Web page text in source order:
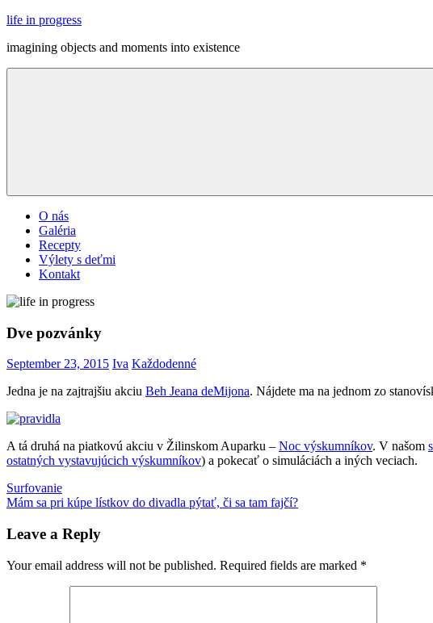
Skip
content
life in progress
imagining objects and moments into existence
Menu
O nás
Galéria
Recepty
Výlety s deťmi
Kontakt
Dve pozvánky
September 23, 2015 Iva Každodenné
Jedna je na zajtrajšiu akciu Beh Jeana deMijona. Nájdete ma na jednom zo
A tá druhá na piatkovú akciu v Žilinskom Auparku – Noc výskumníkov. V našom
ostatných vystavujúcich výskumníkov) a pokecať o simuláciách a iných veciach.
Jean
deMijon noc
Post
navigation
Previous
Post:
Surfovanie
Next
Mám sa pri kúpe lístkov do divadla pýtať, či sa tam fajčí?
Leave a Reply
Your email address will not be published. Required fields are marked *